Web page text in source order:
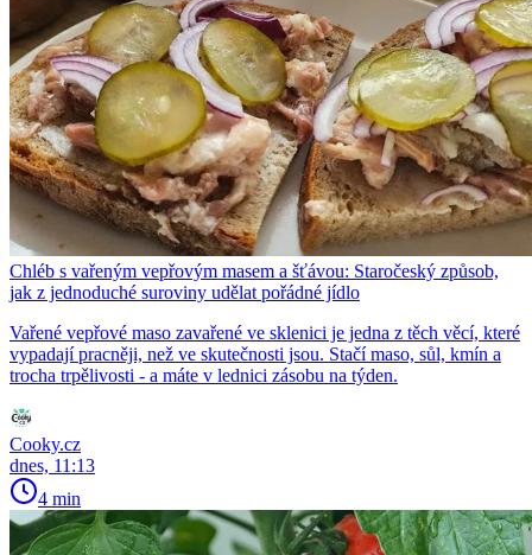
Chléb s vařeným vepřovým masem a šťávou: Staročeský způsob,
jak z jednoduché suroviny udělat pořádné jídlo
Vařené vepřové maso zavařené ve sklenici je jedna z těch věcí, které
vypadají pracněji, než ve skutečnosti jsou. Stačí maso, sůl, kmín a
trocha trpělivosti - a máte v lednici zásobu na týden.
Cooky.cz
dnes, 11:13
4 min